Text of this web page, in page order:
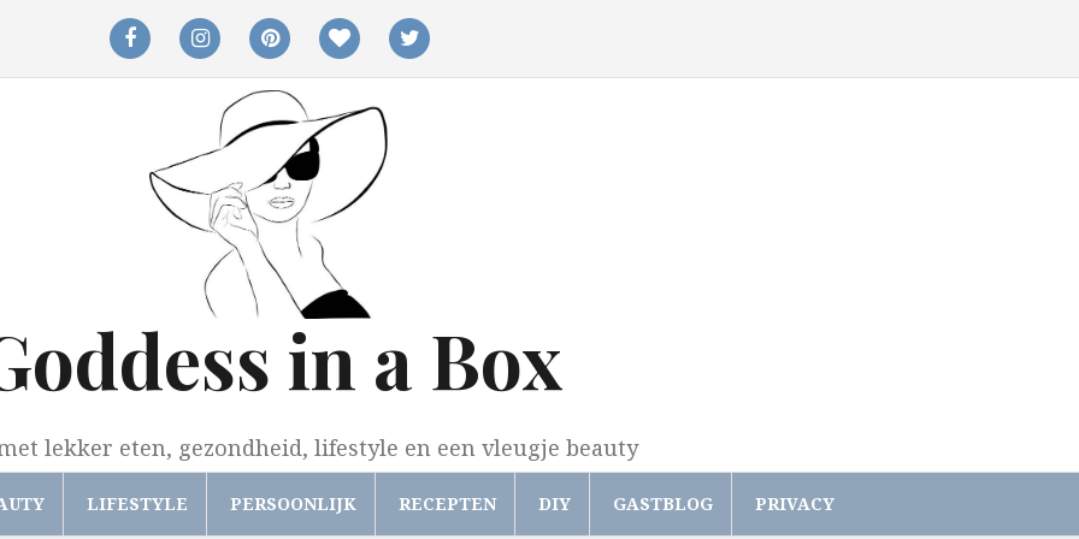
facebookinstagrampinterestbloglovintwitter
in a Box
lekker eten, gezondheid, lifestyle en een vleugje beauty
LIFESTYLE PERSOONLIJK RECEPTEN DIY GASTBLOG PRIVACY